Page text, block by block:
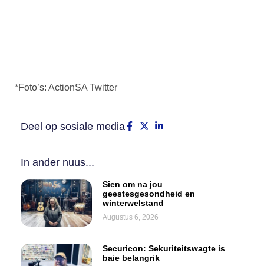
*Foto’s: ActionSA Twitter
Deel op sosiale media
In ander nuus...
Sien om na jou
geestesgesondheid en
winterwelstand
Augustus 6, 2026
Securicon: Sekuriteitswagte is
baie belangrik